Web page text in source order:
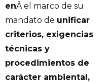
enÂ el marco de su
mandato de unificar
criterios, exigencias
técnicas y
procedimientos de
carácter ambiental,